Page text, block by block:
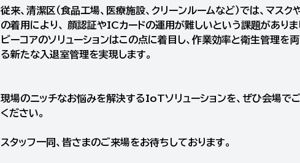
従来、清潔区（食品工場、医療施設、クリーンルームなど）では、マスク
の着用により、 顔認証やICカードの運用が難しいという課題がありま
ビーコアのソリューションはこの点に着目し、作業効率と衛生管理を
る新たな入退室管理を実現します。
現場のニッチなお悩みを解決するIoTソリューションを、ぜひ会場で
ください。
スタッフ一同、皆さまのご来場をお待ちしております。